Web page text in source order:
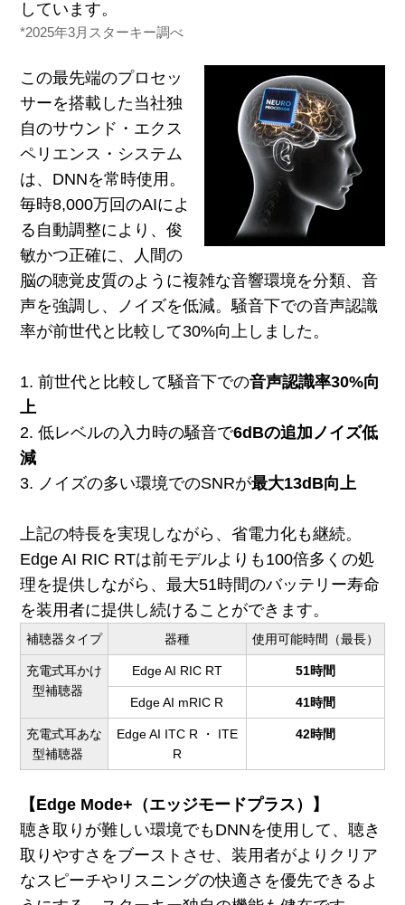
しています。
*2025年3月スターキー調べ
この最先端のプロセッ
サーを搭載した当社独
自のサウンド・エクス
ペリエンス・システム
は、DNNを常時使用。
毎時8,000万回のAIによ
る自動調整により、俊
敏かつ正確に、人間の
脳の聴覚皮質のように複雑な音響環境を分類、音
声を強調し、ノイズを低減。騒音下での音声認識
率が前世代と比較して30%向上しました。
1. 前世代と比較して騒音下での音声認識率30%向
上
2. 低レベルの入力時の騒音で6dBの追加ノイズ低
減
3. ノイズの多い環境でのSNRが最大13dB向上
上記の特長を実現しながら、省電力化も継続。
Edge AI RIC RTは前モデルよりも100倍多くの処
理を提供しながら、最大51時間のバッテリー寿命
を装用者に提供し続けることができます。
補聴器タイプ 器種 使用可能時間（最長）
充電式耳かけ
型補聴器
Edge AI RIC RT 51時間
Edge AI mRIC R 41時間
充電式耳あな
型補聴器
Edge AI ITC R ・ ITE
R
42時間
【Edge Mode+（エッジモードプラス）】
聴き取りが難しい環境でもDNNを使用して、聴き
取りやすさをブーストさせ、装用者がよりクリア
なスピーチやリスニングの快適さを優先できるよ